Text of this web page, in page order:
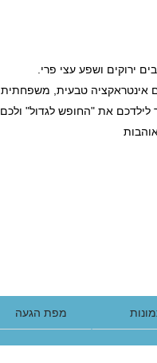
ירוקים ושפע עצי פרי.
לילדכם את "החופש לגדול"
מפת הגעה